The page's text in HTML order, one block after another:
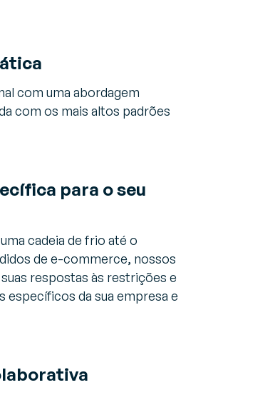
com uma abordagem
com os mais altos padrões
para o seu
cadeia de frio até o
de e-commerce, nossos
respostas às restrições e
específicos da sua empresa e